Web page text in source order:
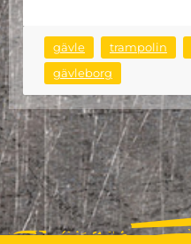
gävle trampolin
gävleborg